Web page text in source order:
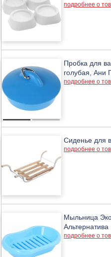
подробнее о
Пробка для
голубая, Ани
подробнее о
Сиденье для
подробнее о
Мыльница
Альтернатива
подробнее о